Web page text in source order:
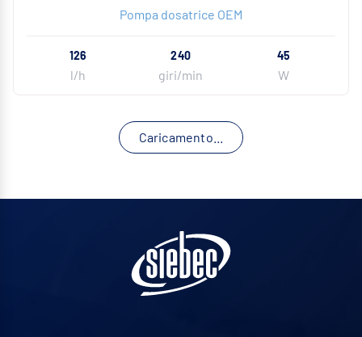
Pompa dosatrice OEM
126
l/h
240
giri/min
45
W
Caricamento...